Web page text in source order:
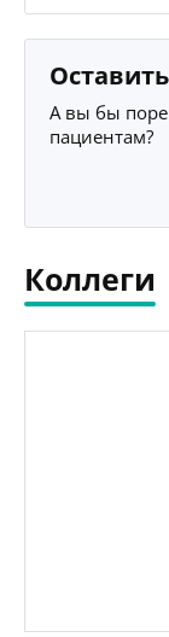
А вы бы
пациентам?
Коллеги